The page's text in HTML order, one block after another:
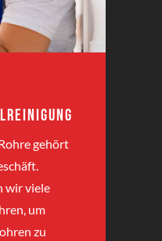
gehört
wir viele
um
zu